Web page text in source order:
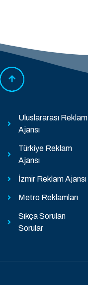
Uluslararası Reklam
Ajansı
Türkiye Reklam
Ajansı
İzmir Reklam Ajansı
Metro Reklamları
Sıkça Sorulan
Sorular